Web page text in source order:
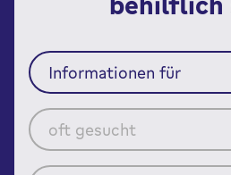
Informationen für
oft gesucht